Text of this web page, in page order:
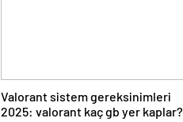
Valorant sistem gereksinimleri
2025: valorant kaç gb yer kaplar?